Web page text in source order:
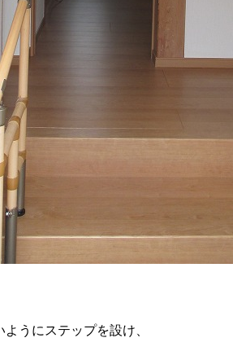
うにステップを設け、